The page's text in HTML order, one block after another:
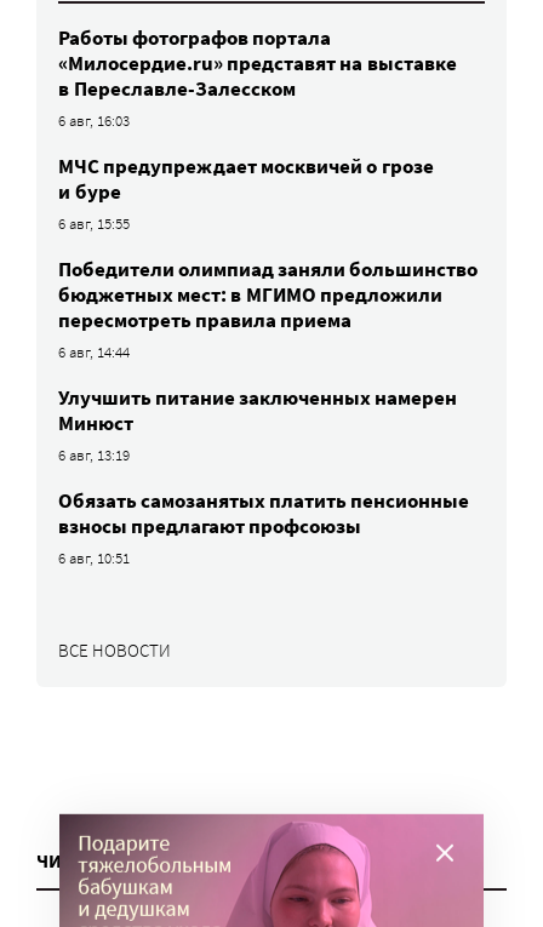
Работы фотографов портала
«Милосердие.ru» представят на выставке
в Переславле-Залесском
6 авг, 16:03
МЧС предупреждает москвичей о грозе
и буре
6 авг, 15:55
Победители олимпиад заняли большинство
бюджетных мест: в МГИМО предложили
пересмотреть правила приема
6 авг, 14:44
Улучшить питание заключенных намерен
Минюст
6 авг, 13:19
Обязать самозанятых платить пенсионные
взносы предлагают профсоюзы
6 авг, 10:51
ВСЕ НОВОСТИ
ЧИТАТЬ ЕЩЕ